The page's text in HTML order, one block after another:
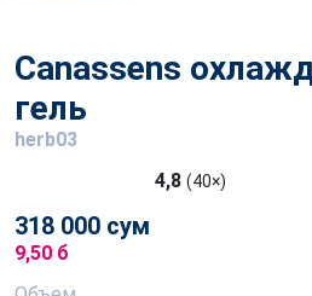
Canassens
гель
herb03
4,8 (40×)
318 000 сум
9,50 б